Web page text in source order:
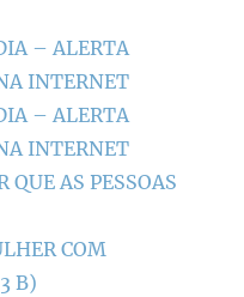
– ALERTA
INTERNET
– ALERTA
INTERNET
QUE AS PESSOAS
COM
B)